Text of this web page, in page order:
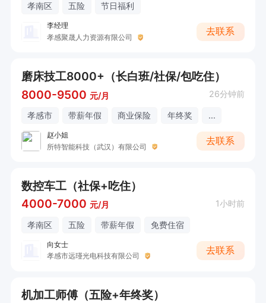
孝南区 五险 节日福利
李经理
孝感聚晟人力资源有限公司
去联系
磨床技工8000+（长白班/社保/包吃住）
8000-9500 元/月 26分钟前
孝感市 带薪年假 商业保险 年终奖 ...
赵小姐
所特智能科技（武汉）有限公司
去联系
数控车工（社保+吃住）
4000-7000 元/月 1小时前
孝南区 五险 带薪年假 免费住宿
向女士
孝感市远瑾光电科技有限公司
去联系
机加工师傅（五险+年终奖）